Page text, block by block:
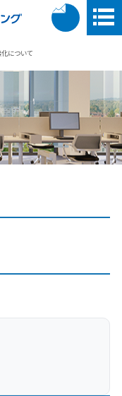
について